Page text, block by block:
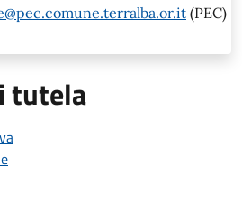
(PEC)
tutela